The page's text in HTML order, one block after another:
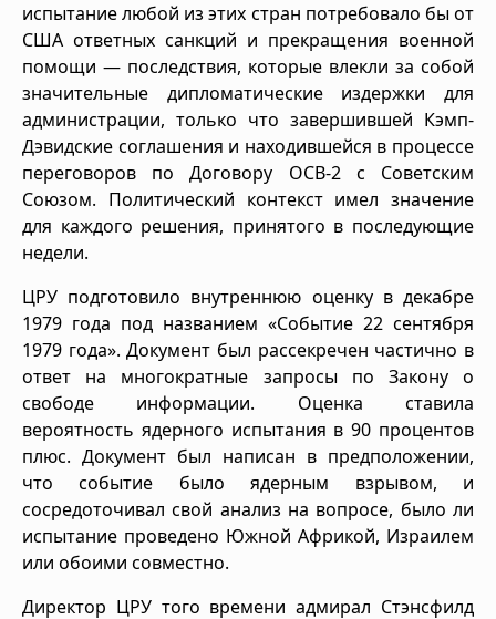
испытание любой из этих стран потребовало бы от
США ответных санкций и прекращения военной
помощи — последствия, которые влекли за собой
значительные дипломатические издержки для
администрации, только что завершившей Кэмп-
Дэвидские соглашения и находившейся в процессе
переговоров по Договору ОСВ-2 с Советским
Союзом. Политический контекст имел значение
для каждого решения, принятого в последующие
недели.
ЦРУ подготовило внутреннюю оценку в декабре
1979 года под названием «Событие 22 сентября
1979 года». Документ был рассекречен частично в
ответ на многократные запросы по Закону о
свободе информации. Оценка ставила
вероятность ядерного испытания в 90 процентов
плюс. Документ был написан в предположении,
что событие было ядерным взрывом, и
сосредоточивал свой анализ на вопросе, было ли
испытание проведено Южной Африкой, Израилем
или обоими совместно.
Директор ЦРУ того времени адмирал Стэнсфилд